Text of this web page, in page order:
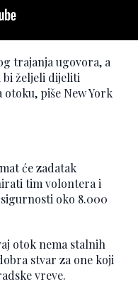
trajanja ugovora, a
bi željeli dijeliti
piše New York
će zadatak
tim volontera i
oko 8.000
otok nema stalnih
stvar za one koji
vreve.